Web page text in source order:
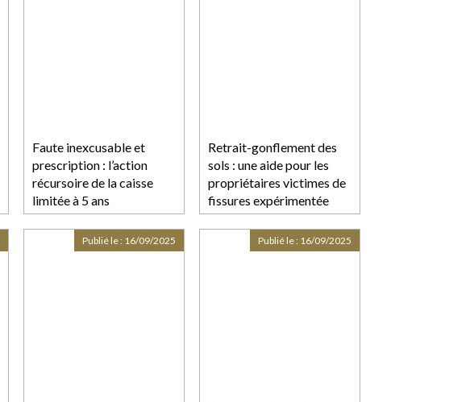
Faute inexcusable et
prescription : l’action
récursoire de la caisse
limitée à 5 ans
Retrait-gonflement des
sols : une aide pour les
propriétaires victimes de
fissures expérimentée
dans 11 départements
Publié le : 16/09/2025 Publié le : 16/09/2025